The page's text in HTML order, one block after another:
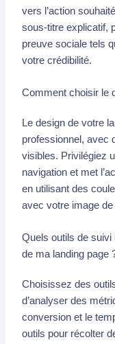
vers l’action
sous-titre explicatif,
preuve sociale tels
votre crédibilité.
Comment choisir le
Le design de votre
professionnel, avec
visibles. Privilégiez
navigation et met
en utilisant des
avec votre image de
Quels outils de suivi
de ma landing page
Choisissez des
d’analyser des
conversion et le
outils pour récolter